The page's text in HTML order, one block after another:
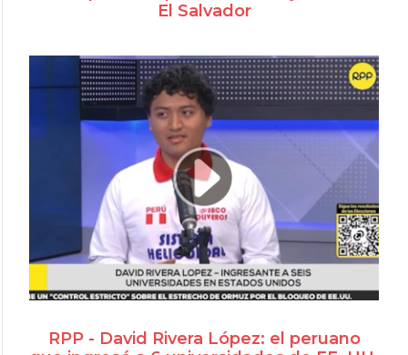
El Salvador
RPP - David Rivera López: el peruano